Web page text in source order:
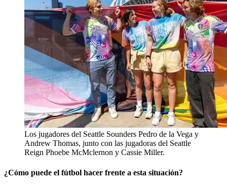
Los jugadores del Seattle Sounders Pedro de la Vega y
Andrew Thomas, junto con las jugadoras del Seattle
Reign Phoebe McMclernon y Cassie Miller.
¿Cómo puede el fútbol hacer frente a esta situación?